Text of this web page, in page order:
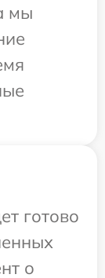
мы
готово
о